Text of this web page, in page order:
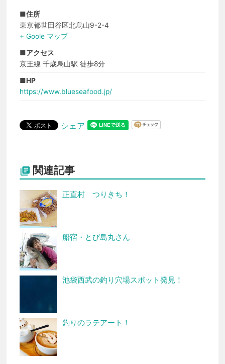
■住所
東京都世田谷区北烏山9-2-4
+ Goole マップ
■アクセス
京王線 千歳烏山駅 徒歩8分
■HP
https://www.blueseafood.jp/
シェア
 関連記事
正直村 つりきち！
船宿・とび島丸さん
池袋西武の釣り穴場スポット発見！
釣りのラテアート！